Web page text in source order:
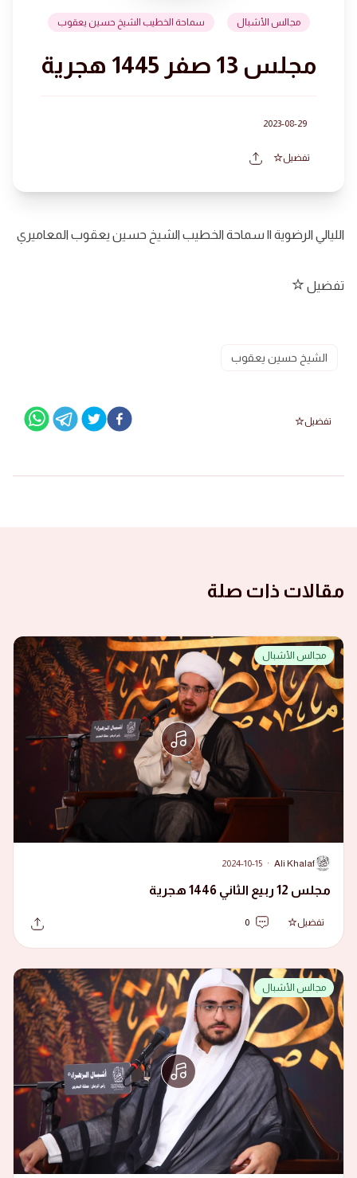
مجالس الأشبال سماحة الخطيب الشيخ حسين يعقوب
مجلس 13 صفر 1445 هجرية
2023-08-29
تفضيل
الليالي الرضوية || سماحة الخطيب الشيخ حسين يعقوب المعاميري
تفضيل
الشيخ حسين يعقوب
تفضيل
مقالات ذات صلة
مجالس الأشبال
A
Ali Khalaf
·
2024-10-15
مجلس 12 ربيع الثاني 1446 هجرية
تفضيل 0
مجالس الأشبال